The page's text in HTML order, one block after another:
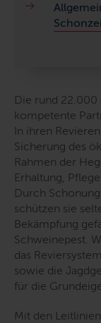
Die rund
kompetente
In ihren
Sicherung des
Rahmen der
Erhaltung,
Durch
schützen sie
Bekämpfung
Schweinepest.
das
sowie die
für die
Mit den